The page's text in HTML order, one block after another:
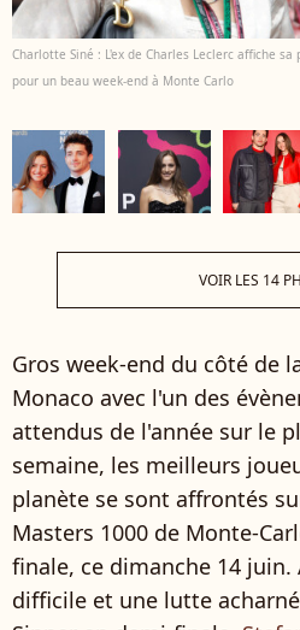
Charlotte Siné : L'ex de Charles Leclerc affiche
pour un beau week-end à Monte Carlo
VOIR LES 14
Gros week-end du côté de
Monaco avec l'un des
attendus de l'année sur le
semaine, les meilleurs
planète se sont affrontés
Masters 1000 de Monte-
finale, ce dimanche 14 juin.
difficile et une lutte